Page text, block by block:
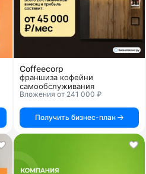
Coffeecorp
франшиза кофейни
самообслуживания
Вложения от 241 000 ₽
Получить бизнес-план